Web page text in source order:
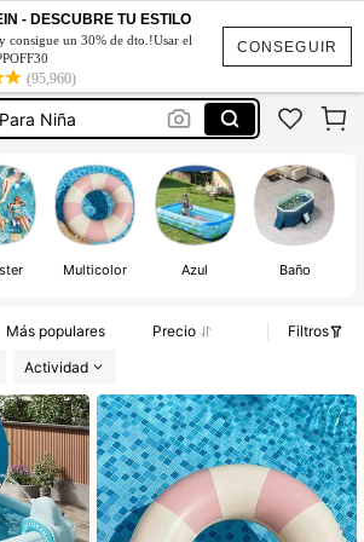
CONSEGUIR
- DESCUBRE TU ESTILO
y consigue un 30% de dto.!Usar el
(95,960)
Adultos
Adultos
Niña
Para Adultos
Multicolor Azul Baño
Más populares Precio
Filtros
Actividad